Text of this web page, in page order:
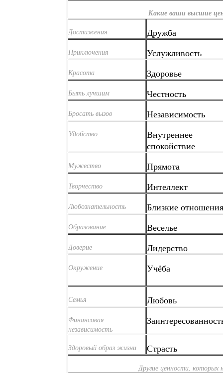
Какие ваши высшие
Достижения Дружба
Приключения Услужливость
Красота Здоровье
Быть лучшим Честность
Бросать вызов Независимость
Удобство
Внутреннее
спокойствие
Мужество Прямота
Творчество Интеллект
Любознательность Близкие отношения
Образование Веселье
Доверие Лидерство
Окружение Учёба
Семья Любовь
Финансовая
независимость
Здоровый образ жизни Страсть
Другие ценности, которых